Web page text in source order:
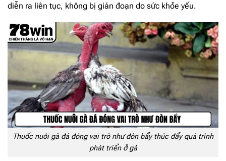
diễn ra liên tục, không bị gián đoạn do sức khỏe yếu.
Thuốc nuôi gà đá đóng vai trò như đòn bẩy thúc đẩy quá trình
phát triển ở gà